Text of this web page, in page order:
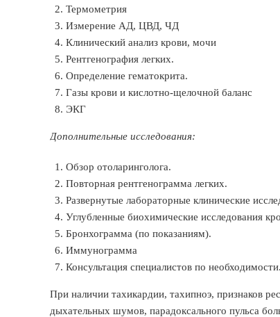
Термометрия
Измерение АД, ЦВД, ЧД
Клинический анализ крови, мочи
Рентгенография легких.
Определение гематокрита.
Газы крови и кислотно-щелочной баланс
ЭКГ
Дополнительные исследования:
Обзор отоларинголога.
Повторная рентгенограмма легких.
Развернутые лабораторные клинические
Углубленные биохимические исследования
Бронхограмма (по показаниям).
Иммунограмма
Консультация специалистов по необходимости.
При наличии тахикардии, тахипноэ, признаков
дыхательных шумов, парадоксального пульса